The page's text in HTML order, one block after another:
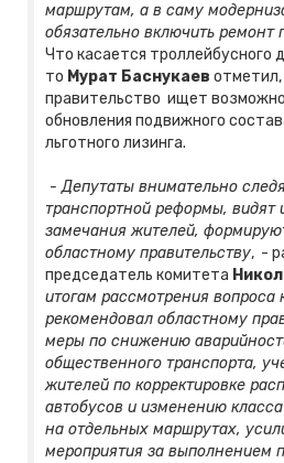
маршрутам, а в саму
обязательно включить ремонт
Что касается троллейбусного
то Мурат Баснукаев
правительство ищет
обновления подвижного
льготного лизинга.
- Депутаты внимательно
транспортной реформы, видят
замечания жителей,
областному правительству, -
председатель комитета
итогам рассмотрения вопроса
рекомендовал областному
меры по снижению
общественного транспорта,
жителей по корректировке
автобусов и изменению
на отдельных маршрутах,
мероприятия за выполнением